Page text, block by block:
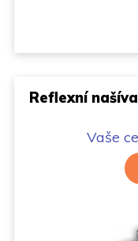
Reflexní
Vaše